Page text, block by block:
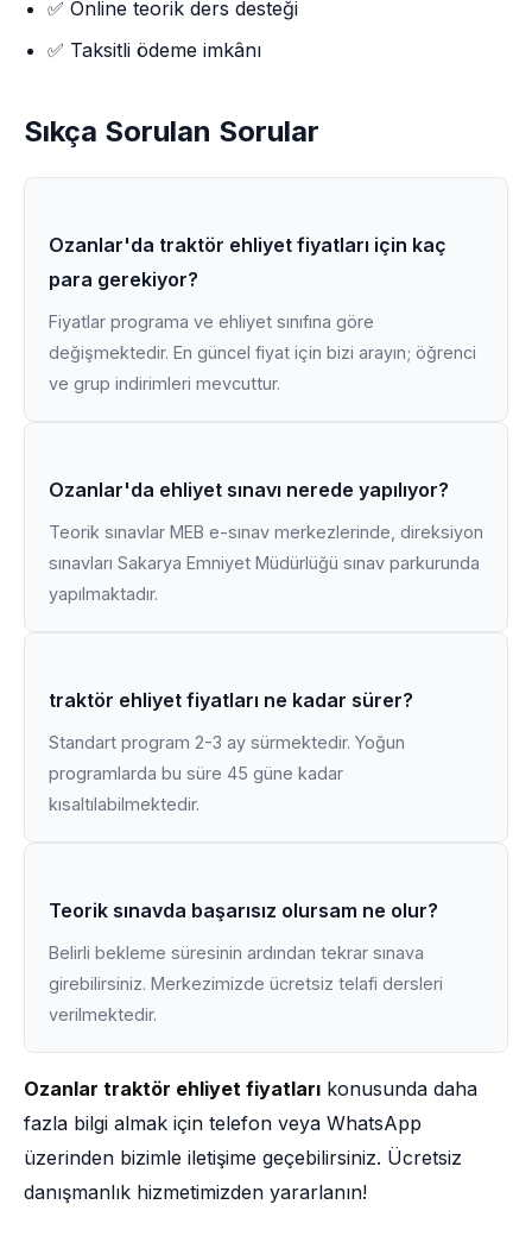
✅ Online teorik ders desteği
✅ Taksitli ödeme imkânı
Sıkça Sorulan Sorular
Ozanlar'da traktör ehliyet fiyatları için kaç
para gerekiyor?
Fiyatlar programa ve ehliyet sınıfına göre
değişmektedir. En güncel fiyat için bizi arayın; öğrenci
ve grup indirimleri mevcuttur.
Ozanlar'da ehliyet sınavı nerede yapılıyor?
Teorik sınavlar MEB e-sınav merkezlerinde, direksiyon
sınavları Sakarya Emniyet Müdürlüğü sınav parkurunda
yapılmaktadır.
traktör ehliyet fiyatları ne kadar sürer?
Standart program 2-3 ay sürmektedir. Yoğun
programlarda bu süre 45 güne kadar
kısaltılabilmektedir.
Teorik sınavda başarısız olursam ne olur?
Belirli bekleme süresinin ardından tekrar sınava
girebilirsiniz. Merkezimizde ücretsiz telafi dersleri
verilmektedir.
Ozanlar traktör ehliyet fiyatları konusunda daha
fazla bilgi almak için telefon veya WhatsApp
üzerinden bizimle iletişime geçebilirsiniz. Ücretsiz
danışmanlık hizmetimizden yararlanın!